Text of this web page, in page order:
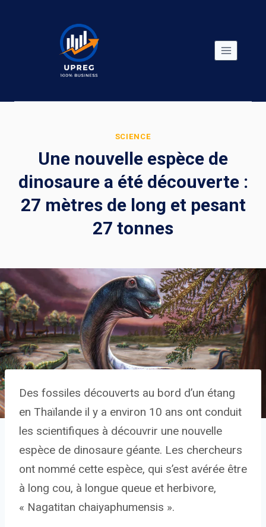
SCIENCE
Une nouvelle espèce de
dinosaure a été découverte :
27 mètres de long et pesant
27 tonnes
Des fossiles découverts au bord d’un étang
en Thaïlande il y a environ 10 ans ont conduit
les scientifiques à découvrir une nouvelle
espèce de dinosaure géante. Les chercheurs
ont nommé cette espèce, qui s’est avérée être
à long cou, à longue queue et herbivore,
« Nagatitan chaiyaphumensis ».